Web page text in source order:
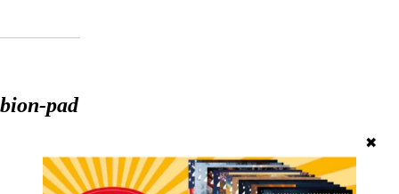
bion-pad 04 body
✖